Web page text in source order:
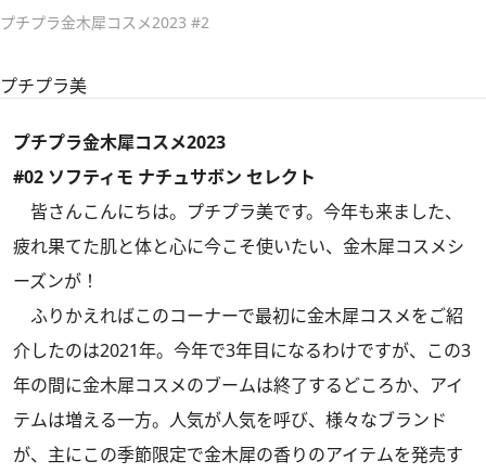
プチプラ金木犀コスメ2023 #2
プチプラ美
プチプラ金木犀コスメ2023
#02 ソフティモ ナチュサボン セレクト
皆さんこんにちは。プチプラ美です。今年も来ました、
疲れ果てた肌と体と心に今こそ使いたい、金木犀コスメシ
ーズンが！
ふりかえればこのコーナーで最初に金木犀コスメをご紹
介したのは2021年。今年で3年目になるわけですが、この3
年の間に金木犀コスメのブームは終了するどころか、アイ
テムは増える一方。人気が人気を呼び、様々なブランド
が、主にこの季節限定で金木犀の香りのアイテムを発売す